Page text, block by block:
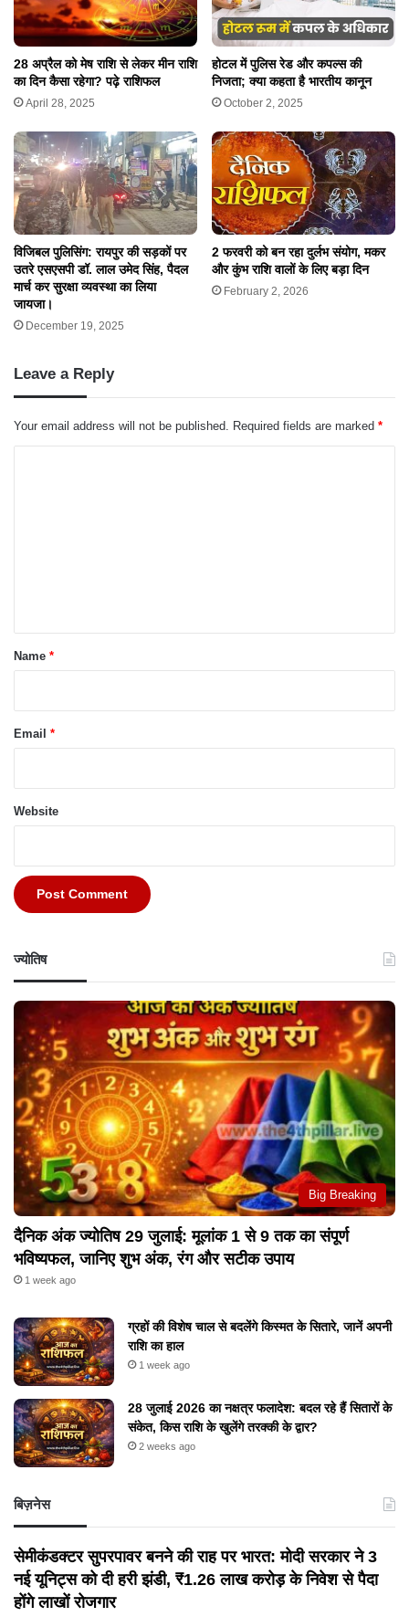
28 अप्रैल को मेष राशि से लेकर मीन राशि
का दिन कैसा रहेगा? पढ़े राशिफल
April 28, 2025
होटल में पुलिस रेड और कपल्स की
निजता; क्या कहता है भारतीय कानून
October 2, 2025
विजिबल पुलिसिंग: रायपुर की सड़कों पर
उतरे एसएसपी डॉ. लाल उमेद सिंह, पैदल
मार्च कर सुरक्षा व्यवस्था का लिया
जायजा।
December 19, 2025
2 फरवरी को बन रहा दुर्लभ संयोग, मकर
और कुंभ राशि वालों के लिए बड़ा दिन
February 2, 2026
Leave a Reply
Your email address will not be published. Required fields are marked *
*Name *
Email *
Website
ज्योतिष
Big Breaking
दैनिक अंक ज्योतिष 29 जुलाई: मूलांक 1 से 9 तक का संपूर्ण
भविष्यफल, जानिए शुभ अंक, रंग और सटीक उपाय
1 week ago
ग्रहों की विशेष चाल से बदलेंगे किस्मत के सितारे, जानें अपनी
राशि का हाल
1 week ago
28 जुलाई 2026 का नक्षत्र फलादेश: बदल रहे हैं सितारों के
संकेत, किस राशि के खुलेंगे तरक्की के द्वार?
2 weeks ago
बिज़नेस
सेमीकंडक्टर सुपरपावर बनने की राह पर भारत: मोदी सरकार ने 3
नई यूनिट्स को दी हरी झंडी, ₹1.26 लाख करोड़ के निवेश से पैदा
होंगे लाखों रोजगार